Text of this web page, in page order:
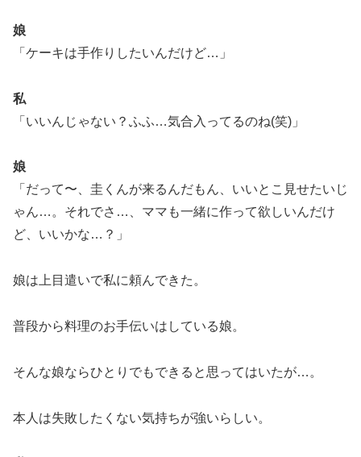
娘
「ケーキは手作りしたいんだけど…」
私
「いいんじゃない？ふふ…気合入ってるのね(笑)」
娘
「だって〜、圭くんが来るんだもん、いいとこ見せたいじ
ゃん…。それでさ…、ママも一緒に作って欲しいんだけ
ど、いいかな…？」
娘は上目遣いで私に頼んできた。
普段から料理のお手伝いはしている娘。
そんな娘ならひとりでもできると思ってはいたが…。
本人は失敗したくない気持ちが強いらしい。